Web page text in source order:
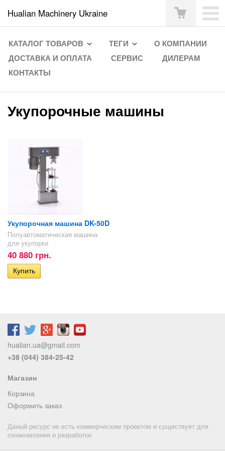
Hualian Machinery Ukraine
КАТАЛОГ ТОВАРОВ ТЕГИ
О КОМПАНИИ
ДОСТАВКА И ОПЛАТА
СЕРВИС
ДИЛЕРАМ
КОНТАКТЫ
Укупорочные машины
Укупорочная машина DK-50D
Полуавтоматическая машина
для укупорки
40 880 грн.
hualian.ua@gmail.com
+38 (044) 384-25-42
Магазин
Корзина
Оформить заказ
Даный ресурс не есть коммерческим проектом и существует для
ознакомления и разработки